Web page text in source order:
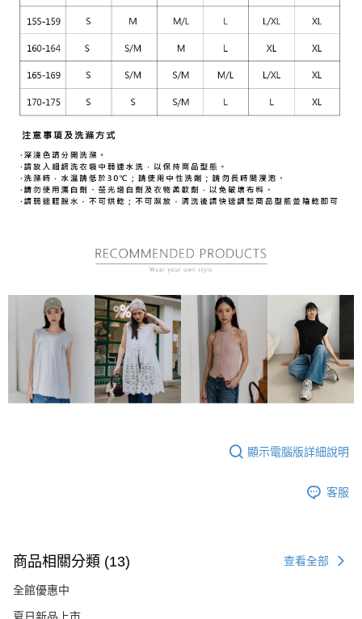
顯示電腦版詳細說明
客服
商品相關分類 (13) 查看全部
全館優惠中